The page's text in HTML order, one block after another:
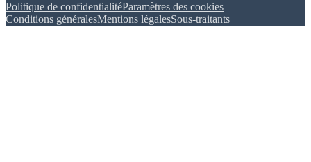
Politique de confidentialitéParamètres des cookies
Conditions généralesMentions légalesSous-traitants